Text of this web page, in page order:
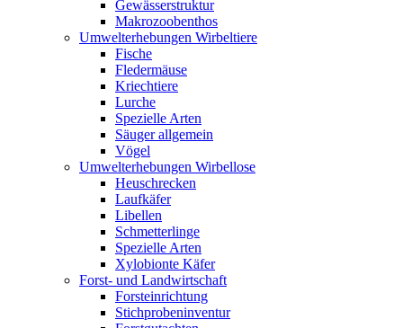
Gewässerstruktur
Makrozoobenthos
Umwelterhebungen Wirbeltiere
Fische
Fledermäuse
Kriechtiere
Lurche
Spezielle Arten
Säuger allgemein
Vögel
Umwelterhebungen Wirbellose
Heuschrecken
Laufkäfer
Libellen
Schmetterlinge
Spezielle Arten
Xylobionte Käfer
Forst- und Landwirtschaft
Forsteinrichtung
Stichprobeninventur